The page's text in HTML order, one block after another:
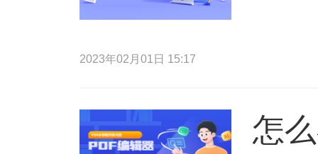
2023年02月01日 15:17
怎